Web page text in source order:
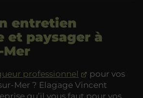
entretien
et paysager à
Mer
professionnel
pour vos
Mer ? Elagage Vincent
qu’il vous faut pour vos